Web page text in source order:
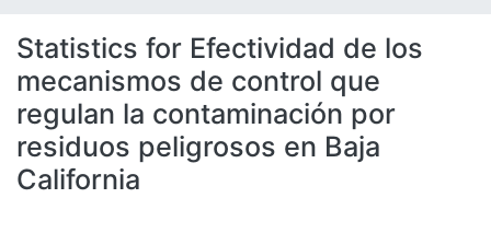
All of DSpace
Bibliotecas
Statistics for Efectividad de los
mecanismos de control que
regulan la contaminación por
residuos peligrosos en Baja
California